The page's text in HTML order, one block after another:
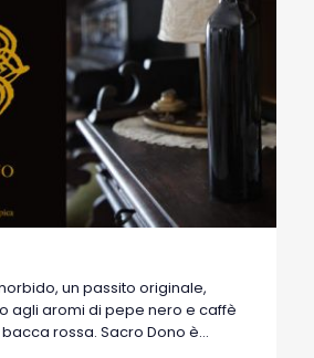
un passito originale,
agli aromi di pepe nero e caffè
rossa. Sacro Dono è